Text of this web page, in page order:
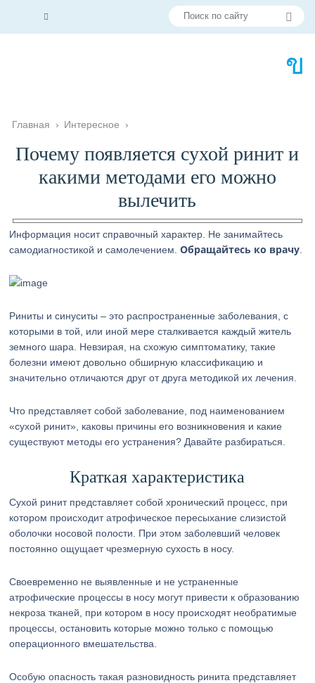
Главная › Интересное ›
Почему появляется сухой ринит и
какими методами его можно
вылечить
Информация носит справочный характер. Не занимайтесь
самодиагностикой и самолечением.Обращайтесь ко врачу
Риниты и синуситы – это распространенные заболевания, с
которыми в той, или иной мере сталкивается каждый житель
земного шара. Невзирая, на схожую симптоматику, такие
болезни имеют довольно обширную классификацию и
значительно отличаются друг от друга методикой их лечения.
Что представляет собой заболевание, под наименованием
«сухой ринит», каковы причины его возникновения и какие
существуют методы его устранения? Давайте разбираться.
Краткая характеристика
Сухой ринит представляет собой хронический процесс, при
котором происходит атрофическое пересыхание слизистой
оболочки носовой полости. При этом заболевший человек
постоянно ощущает чрезмерную сухость в носу.
Своевременно не выявленные и не устраненные
атрофические процессы в носу могут привести к образованию
некроза тканей, при котором в носу происходят необратимые
процессы, остановить которые можно только с помощью
операционного вмешательства.
Особую опасность такая разновидность ринита представляет